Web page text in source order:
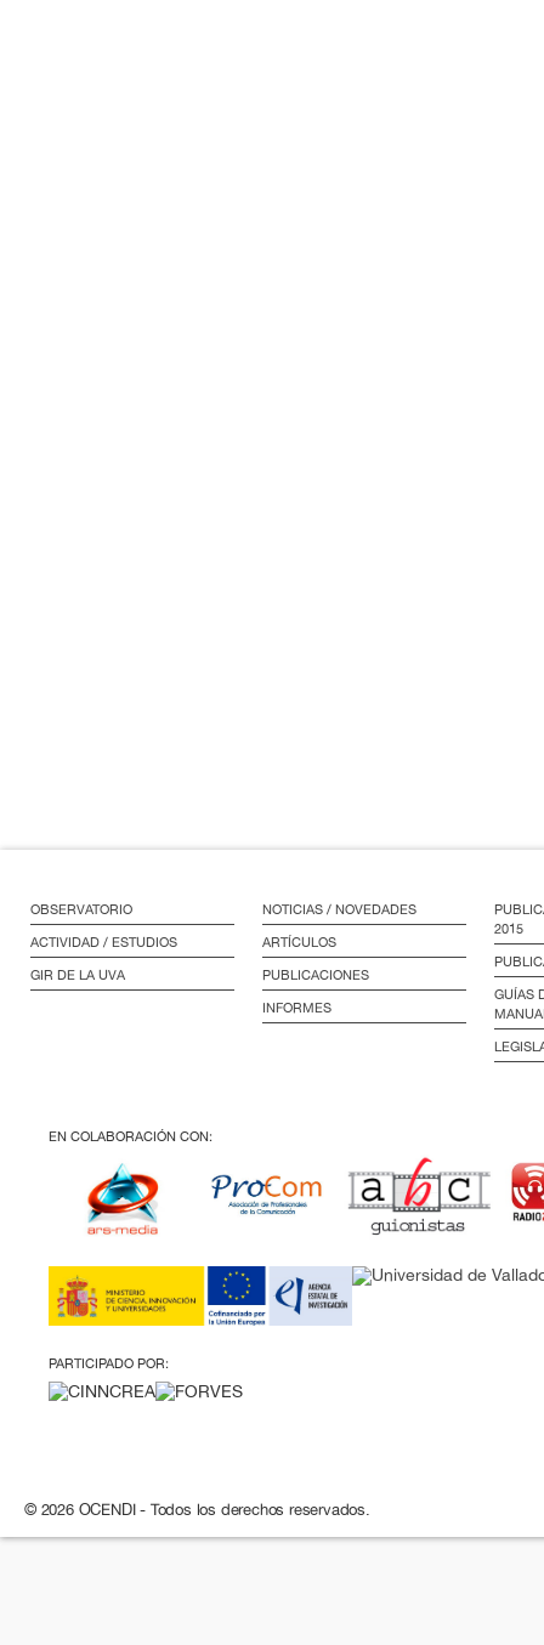
OBSERVATORIO
ACTIVIDAD / ESTUDIOS
GIR DE LA UVA
NOTICIAS / NOVEDADES
ARTÍCULOS
PUBLICACIONES
INFORMES
2015
GUÍAS
EN COLABORACIÓN CON:
PARTICIPADO POR:
© 2026 OCENDI - Todos los derechos reservados.